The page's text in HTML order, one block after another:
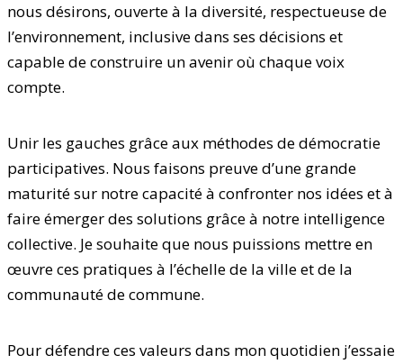
nous désirons, ouverte à la diversité, respectueuse de
l’environnement, inclusive dans ses décisions et
capable de construire un avenir où chaque voix
compte.
Unir les gauches grâce aux méthodes de démocratie
participatives. Nous faisons preuve d’une grande
maturité sur notre capacité à confronter nos idées et à
faire émerger des solutions grâce à notre intelligence
collective. Je souhaite que nous puissions mettre en
œuvre ces pratiques à l’échelle de la ville et de la
communauté de commune.
Pour défendre ces valeurs dans mon quotidien j’essaie